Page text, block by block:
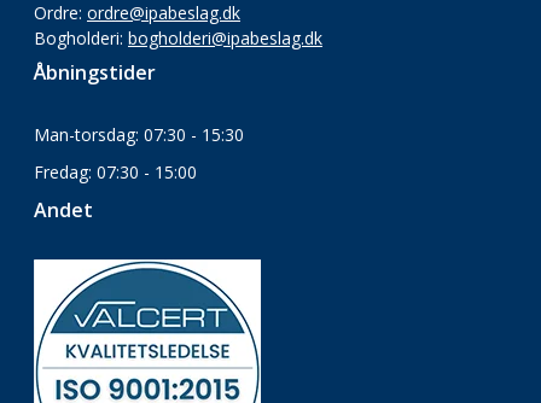
Ordre: ordre@ipabeslag.dk
Bogholderi: bogholderi@ipabeslag.dk
Åbningstider
Man-torsdag: 07:30 - 15:30
Fredag: 07:30 - 15:00
Andet